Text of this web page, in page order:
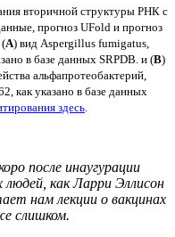
вторичной структуры РНК с
прогноз UFold и прогноз
A) вид Aspergillus fumigatus,
в базе данных SRPDB. и (B)
альфапротеобактерий,
как указано в базе данных
здесь.
после инаугурации
как Ларри Эллисон
нам лекции о вакцинах
слишком.